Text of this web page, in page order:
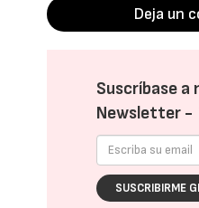
Deja un
Suscríbase a
Newsletter -
SUSCRIBIRME